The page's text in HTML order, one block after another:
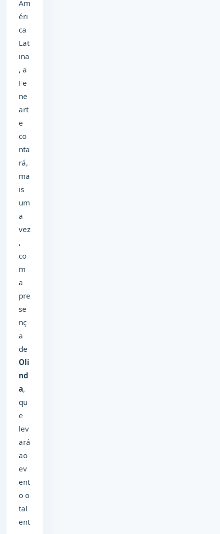
Am
éri
ca
Lat
ina
, a
Fe
ne
art
e
co
nta
rá,
ma
is
um
a
vez
,
co
m
a
pre
se
nç
a
de
Oli
nd
a,
qu
e
lev
ará
ao
ev
ent
o o
tal
ent